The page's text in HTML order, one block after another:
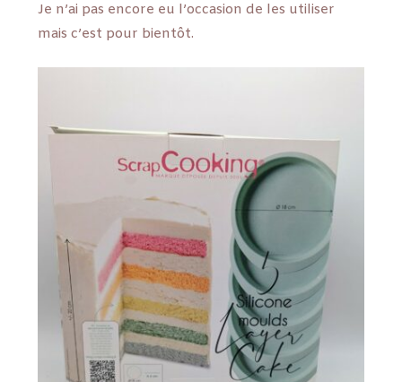
Je n’ai pas encore eu l’occasion de les utiliser
mais c’est pour bientôt.